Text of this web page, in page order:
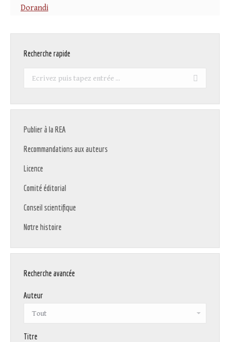
Dorandi
Recherche rapide
Recherche
Publier à la REA
Recommandations aux auteurs
Licence
Comité éditorial
Conseil scientifique
Notre histoire
Recherche avancée
Auteur
Titre